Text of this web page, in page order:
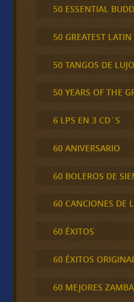
50 ESSENTIAL
50 GREATEST
50 TANGOS DE LUJO
50 YEARS OF THE
6 LPS EN 3 CD´S
60 ANIVERSARIO
60 BOLEROS DE
60 CANCIONES DE
60 ÉXITOS
60 ÉXITOS
60 MEJORES